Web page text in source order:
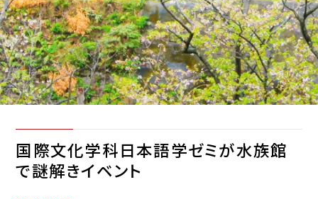
国際文化学科日本語学ゼミが水族館
で謎解きイベント